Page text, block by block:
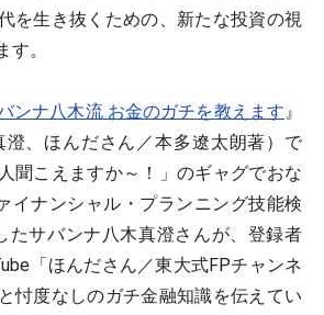
を生き抜くための、新たな投資の視
す。
ンナ八木流 お金のガチを教えます』
澄、ほんださん／本多遼太朗著）で
聞こえますか～！」のギャグでおな
イナンシャル・プランニング技能検
たサバンナ八木真澄さんが、登録者
「ほんださん／東大式FPチャンネ
忖度なしのガチ金融知識を伝えてい